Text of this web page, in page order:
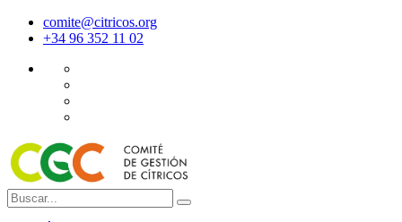
comite@citricos.org
+34 96 352 11 02